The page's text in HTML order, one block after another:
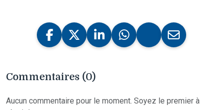
Commentaires (0)
Aucun commentaire pour le moment. Soyez le premier à